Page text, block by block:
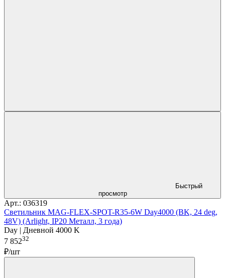
Быстрый
просмотр
Арт.: 036319
Светильник MAG-FLEX-SPOT-R35-6W Day4000 (BK, 24 deg,
48V) (Arlight, IP20 Металл, 3 года)
Day | Дневной 4000 K
7 85232
₽/шт